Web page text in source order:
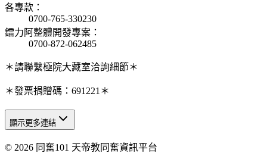
各專款 ：
0700-765-330230
鐳力阿整體開發專案 ：
0700-872-062485
＊請聯繫極院大藏室洽詢細節＊
＊發票捐贈碼：691221＊
天人研究總院
顯示更多連結
© 2026 同奮101 天帝教同奮資訊平台